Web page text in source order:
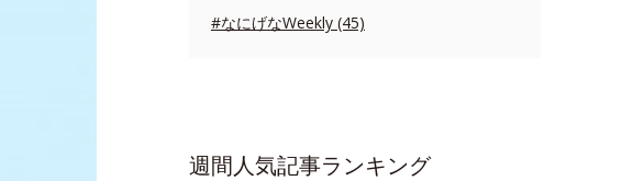
#なにげなWeekly (45)
週間人気記事ランキング